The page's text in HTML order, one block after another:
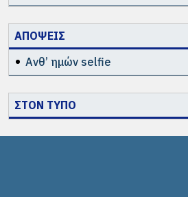
ΑΠΟΨΕΙΣ
Ανθ’ ημών selfie
ΣΤΟΝ ΤΥΠΟ